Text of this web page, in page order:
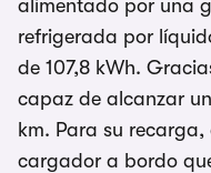
alimentado por una
refrigerada por
de 107,8 kWh.
capaz de alcanzar
km. Para su recarga,
cargador a bordo